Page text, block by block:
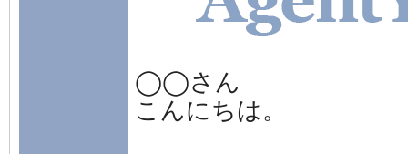
◯◯さん
こんにちは。